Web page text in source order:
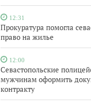
12:31
Прокуратура помогла
право на жилье
12:00
Севастопольские
мужчинам оформить
контракту